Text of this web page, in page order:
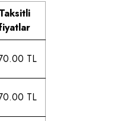
Taksitli
TL
TL